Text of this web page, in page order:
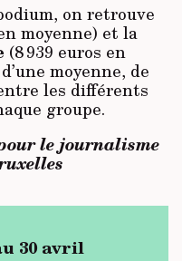
on retrouve
moyenne) et la
(8 939 euros en
moyenne, de
les différents
groupe.
le journalisme
30 avril